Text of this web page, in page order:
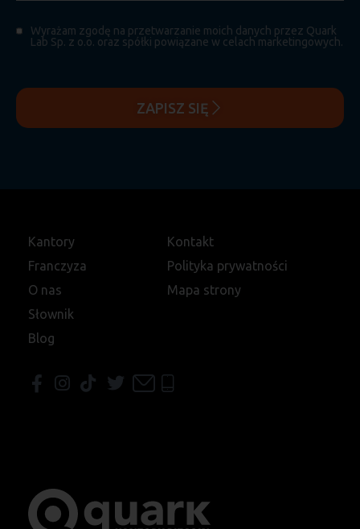
Wyrażam zgodę na przetwarzanie moich danych przez Quark
Lab Sp. z o.o. oraz spółki powiązane w celach marketingowych.
ZAPISZ SIĘ
Kantory
Franczyza
O nas
Słownik
Blog
Kontakt
Polityka prywatności
Mapa strony